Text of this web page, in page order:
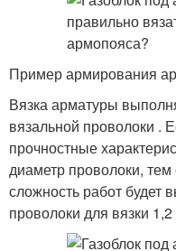
Пример армирования
Вязка арматуры
вязальной проволоки .
прочностные
диаметр проволоки, тем
сложность работ
проволоки для вязки